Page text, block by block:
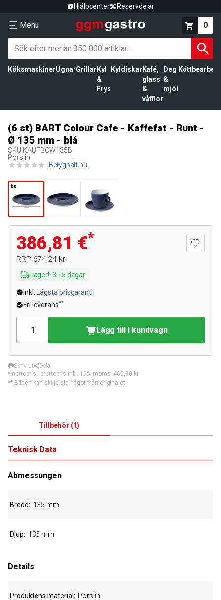
Hjälpcenter Reservdelar
Menu 0
KöksmaskinerUgnarGrillar Kyl
&
Frys
Kyldiskar Kafé,
glass
&
våfflor
Deg
&
mjöl
(6 st) BART Colour Cafe - Kaffefat - Runt -
Ø 135 mm - blå
SKU KAUTBCW135B
Porslin
Betygsätt nu
386,81 €*
RRP 674,24 kr
I lager!: 3 - 5 dagar
inkl.
Lägsta prisgaranti
Fri leverans**
Lägg till i kundvagn
Skriv ut
Dela
* nettopris | bruttopris inkl. 19% moms: 460,30 kr
** Bilden kan skilja sig något från originalet.
Tillbehör (1)
Teknisk Data
Abmessungen
Bredd 135 mm
Djup 135 mm
Details
Produktens material Porslin